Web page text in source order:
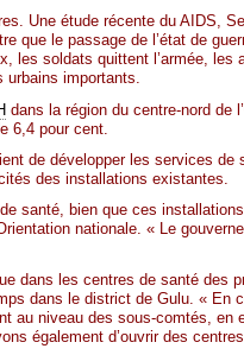
Une étude récente du AIDS,
que le passage de l’état de
les soldats quittent l’armée,
urbains importants.
dans la région du centre-nord de
6,4 pour cent.
de développer les services
des installations existantes.
santé, bien que ces
nationale. « Le
dans les centres de santé des
dans le district de Gulu. « En
au niveau des sous-comtés, en
également d’ouvrir des